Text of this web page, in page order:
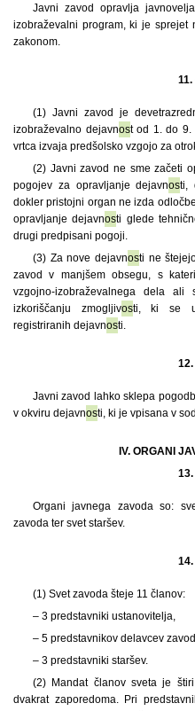
Javni zavod opravlja
izobraževalni program, ki je sprejet
zakonom.
(1) Javni zavod je
izobraževalno dejavnost od 1. do 9.
vrtca izvaja predšolsko vzgojo za
(2) Javni zavod ne sme začeti
pogojev za opravljanje dejavnosti,
dokler pristojni organ ne izda
opravljanje dejavnosti glede
drugi predpisani pogoji.
(3) Za nove dejavnosti ne
zavod v manjšem obsegu, s
vzgojno-izobraževalnega dela
izkoriščanju zmogljivosti, ki se
registriranih dejavnosti.
Javni zavod lahko sklepa
v okviru dejavnosti, ki je vpisana v
IV. ORGANI
Organi javnega zavoda so:
zavoda ter svet staršev.
(1) Svet zavoda šteje 11 članov:
– 3 predstavniki ustanovitelja,
– 5 predstavnikov delavcev
– 3 predstavniki staršev.
(2) Mandat članov sveta je
dvakrat zaporedoma. Pri